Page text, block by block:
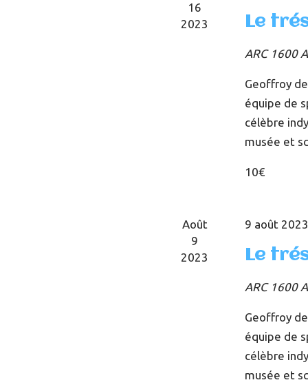
16
2023
Le
ARC 1600
Geoffroy
équipe de
célèbre
musée et
10€
Août
9
2023
9 août
Le
ARC 1600
Geoffroy
équipe de
célèbre
musée et